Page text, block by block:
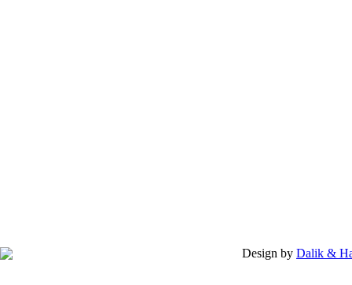
Design by Dalik &